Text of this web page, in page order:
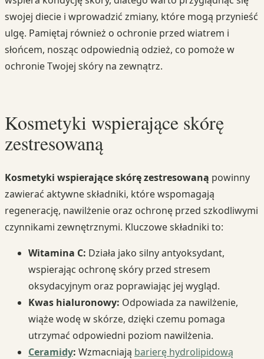
swojej diecie i wprowadzić zmiany, które mogą przynieść
ulgę. Pamiętaj również o ochronie przed wiatrem i
słońcem, nosząc odpowiednią odzież, co pomoże w
ochronie Twojej skóry na zewnątrz.
Kosmetyki wspierające skórę
zestresowaną
Kosmetyki wspierające skórę zestresowaną powinny
zawierać aktywne składniki, które wspomagają
regenerację, nawilżenie oraz ochronę przed szkodliwymi
czynnikami zewnętrznymi. Kluczowe składniki to:
Witamina C: Działa jako silny antyoksydant,
wspierając ochronę skóry przed stresem
oksydacyjnym oraz poprawiając jej wygląd.
Kwas hialuronowy: Odpowiada za nawilżenie,
wiąże wodę w skórze, dzięki czemu pomaga
utrzymać odpowiedni poziom nawilżenia.
Ceramidy: Wzmacniają barierę hydrolipidową